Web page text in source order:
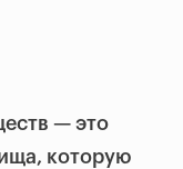
— это
которую